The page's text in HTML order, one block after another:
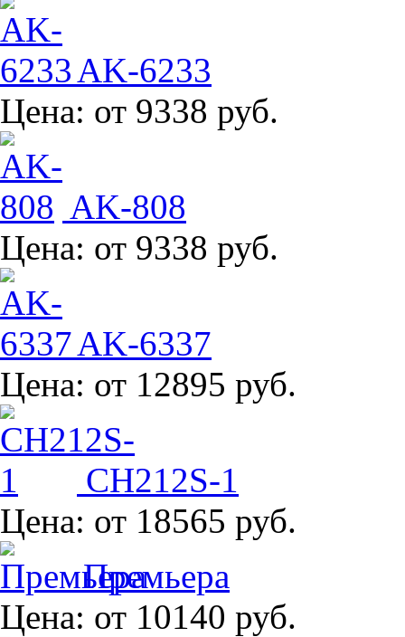
AK-6233
Цена: от 9338 руб.
AK-808
Цена: от 9338 руб.
AK-6337
Цена: от 12895 руб.
CH212S-1
Цена: от 18565 руб.
Премьера
Цена: от 10140 руб.